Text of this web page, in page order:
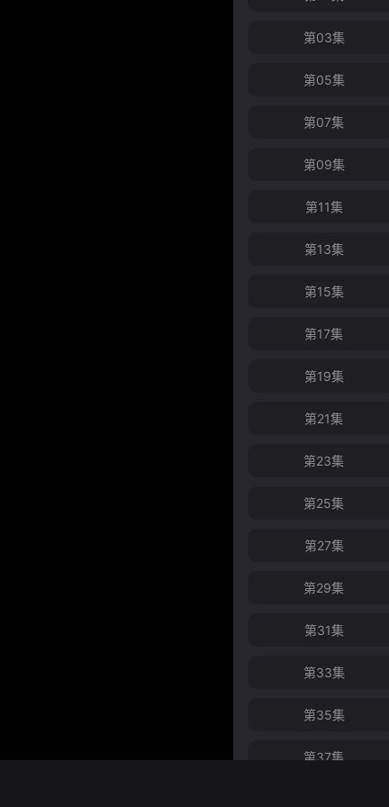
第03集
第05集
第07集
第09集
第11集
第13集
第15集
第17集
第19集
第21集
第23集
第25集
第27集
第29集
第31集
第33集
第35集
第37集